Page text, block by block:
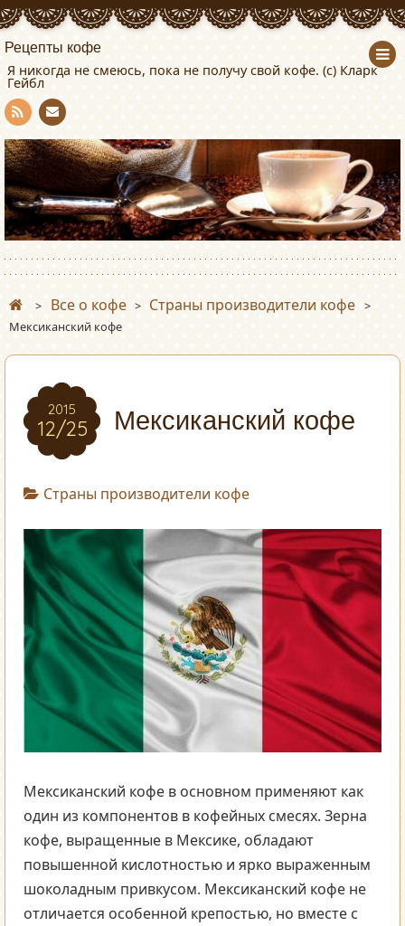
Рецепты кофе
Я никогда не смеюсь, пока не получу свой кофе. (с) Кларк
Гейбл
RSS Con
tact
> Все о кофе > Страны производители кофе >
Мексиканский кофе
2015
12/25 Мексиканский кофе
Страны производители кофе
Мексиканский кофе в основном применяют как
один из компонентов в кофейных смесях. Зерна
кофе, выращенные в Мексике, обладают
повышенной кислотностью и ярко выраженным
шоколадным привкусом. Мексиканский кофе не
отличается особенной крепостью, но вместе с